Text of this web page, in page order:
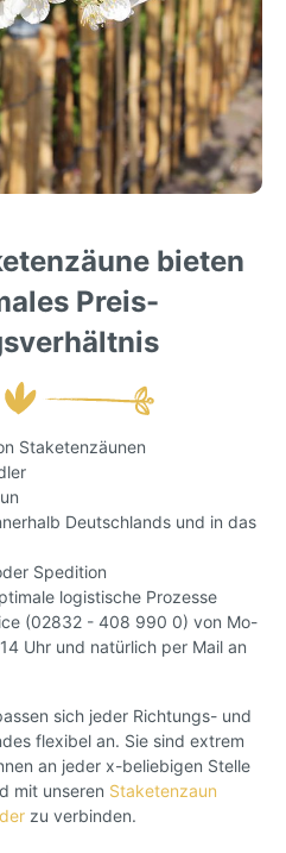
bieten
Preis-
Staketenzäunen
Deutschlands und in das
Spedition
logistische Prozesse
(02832 - 408 990 0) von Mo-
Uhr und natürlich per Mail an
sich jeder Richtungs- und
flexibel an. Sie sind extrem
an jeder x-beliebigen Stelle
mit unseren Staketenzaun
zu verbinden.